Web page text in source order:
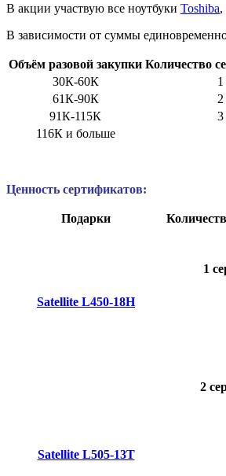
В акции участвую все ноутбуки Toshiba,
В зависимости от суммы
Объём разовой закупки Количество
30К-60К
1
61К-90К
2
91К-115К
3
116К и больше
Ценность сертификатов:
Подарки
Satellite L450-18H
1
Satellite L505-13T
2